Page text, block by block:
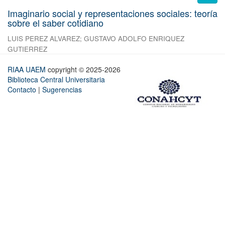
Imaginario social y representaciones sociales: teoría
sobre el saber cotidiano
LUIS PEREZ ALVAREZ; GUSTAVO ADOLFO ENRIQUEZ
GUTIERREZ
RIAA UAEM copyright © 2025-2026
Biblioteca Central Universitaria
Contacto | Sugerencias